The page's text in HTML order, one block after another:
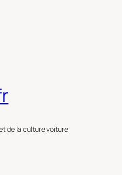
de la culture voiture